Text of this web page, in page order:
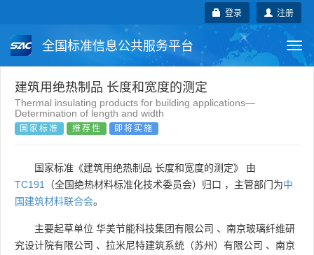
注册
登录
全国标准信息公共服务平台
国家标准 行业标准
团体标准 企业标准
建筑用绝热制品 长度和宽度的测定
Thermal insulating products for building applications—
Determination of length and width
国家标准 推荐性 即将实施
国家标准《建筑用绝热制品 长度和宽度的测定》 由
TC191
（全国绝热材料标准化技术委员会）归口 ，主管部门为中
国建筑材料联合会。
主要起草单位 华美节能科技集团有限公司 、 南京玻璃纤维研
究设计院有限公司 、 拉米尼特建筑系统（苏州）有限公司 、 南京